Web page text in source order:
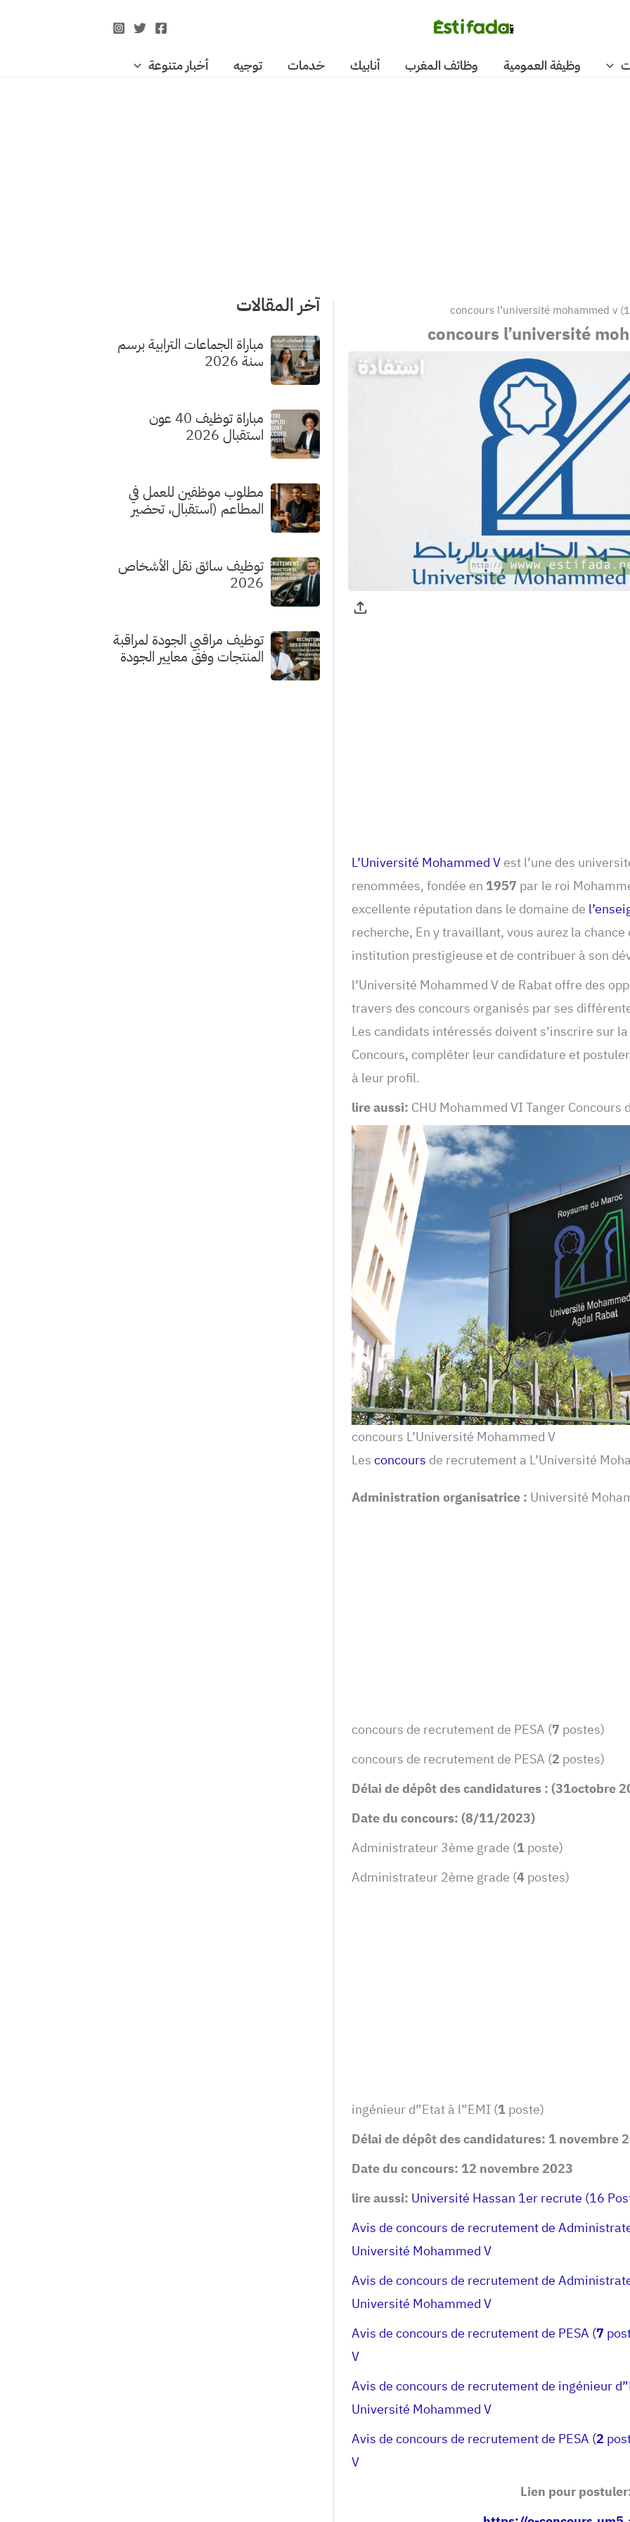
وظيفة العمومية وظائف المغرب أنابيك خدمات توجيه أخبار متنوعة
concours l’université mohammed v
concours l’université
L’Université Mohammed Vest l’une des
renommées, fondée en 1957 par le roi
excellente réputation dans le domaine de
recherche, En y travaillant, vous aurez la chance
institution prestigieuse et de contribuer à son
l’Université Mohammed V de Rabat offre des
travers des concours organisés par ses
Les candidats intéressés doivent s’inscrire sur
Concours, compléter leur candidature et
à leur profil.
lire aussi: CHU Mohammed VI Tanger
concours L’Université Mohammed V
Lesconcours de recrutement a L’Université
Administration organisatrice : Université
concours de recrutement de PESA (7 postes)
concours de recrutement de PESA (2 postes)
Délai de dépôt des candidatures : (31octobre
Date du concours:(8/11/2023)
Administrateur 3ème grade (1poste)
Administrateur 2ème grade (4postes)
ingénieur d”Etat à l”EMI (1poste)
Délai de dépôt des candidatures: 1 novembre
Date du concours: 12 novembre 2023
lire aussi: Université Hassan 1er recrute (16
Avis de concours de recrutement de
Université Mohammed V
Avis de concours de recrutement de
Université Mohammed V
Avis de concours de recrutement de PESA (7
V
Avis de concours de recrutement de ingénieur
Université Mohammed V
Avis de concours de recrutement de PESA (2
V
Lien pour
آخر المقالات
مباراة الجماعات الترابية برسم
سنة 2026
مباراة توظيف 40 عون
استقبال 2026
مطلوب موظفين للعمل في
المطاعم (استقبال، تحضير
توظيف سائق نقل الأشخاص
2026
توظيف مراقبي الجودة لمراقبة
المنتجات وفق معايير الجودة